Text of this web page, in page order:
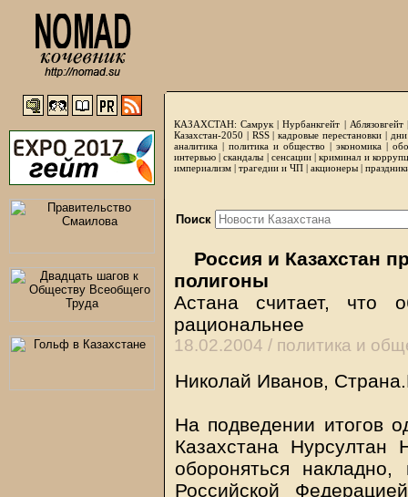
КАЗАХСТАН: Самрук |Нурбанкгейт | Аблязовгейт
Казахстан-2050 | RSS|кадровые перестановки|
аналитика | политика и общество | экономика |
интервью |скандалы | сенсации|криминал и
империализм | трагедии и ЧП | акционеры |
Поиск
Россия и Казахстан
полигоны
Астана считает, что
рациональнее
18.02.2004 / политика и
Николай Иванов,
На подведении итогов
Казахстана Нурсултан
обороняться
Российской